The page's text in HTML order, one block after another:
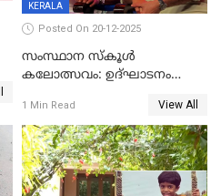
KERALA
Posted On 20-12-2025
സംസ്ഥാന സ്കൂൾ
കലോത്സവം: ഉദ്ഘാടനം
മുഖ്യാതിഥിയായി
മോഹൻലാൽ
1 Min Read View All